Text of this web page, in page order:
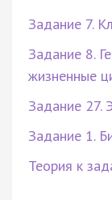
Задание 7.
Задание 8.
жизненные
Задание 27.
Задание 1.
Теория к